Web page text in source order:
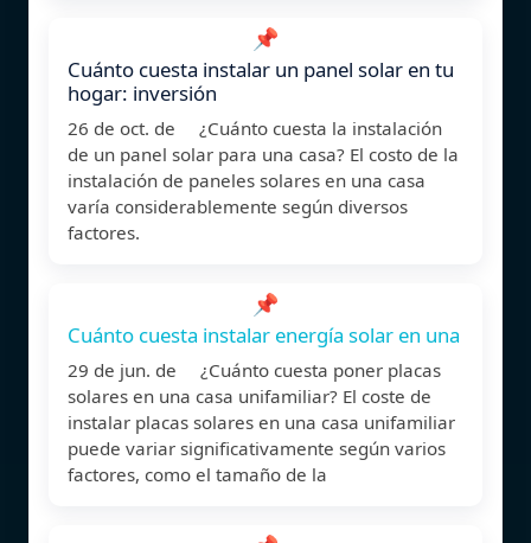
📌
Cuánto cuesta instalar un panel solar en tu
hogar: inversión
26 de oct. de ¿Cuánto cuesta la instalación
de un panel solar para una casa? El costo de la
instalación de paneles solares en una casa
varía considerablemente según diversos
factores.
📌
Cuánto cuesta instalar energía solar en una
29 de jun. de ¿Cuánto cuesta poner placas
solares en una casa unifamiliar? El coste de
instalar placas solares en una casa unifamiliar
puede variar significativamente según varios
factores, como el tamaño de la